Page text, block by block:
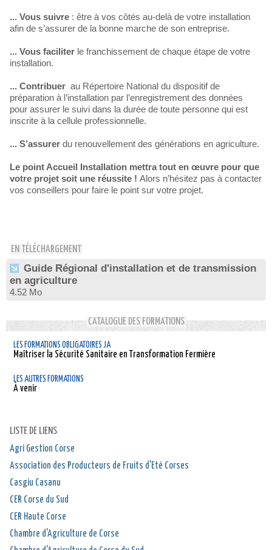
... Vous suivre : être à vos côtés au-delà de votre installation
afin de s’assurer de la bonne marche de son entreprise.
... Vous faciliter le franchissement de chaque étape de votre
installation.
... Contribuer au Répertoire National du dispositif de
préparation à l’installation par l’enregistrement des données
pour assurer le suivi dans la durée de toute personne qui est
inscrite à la cellule professionnelle.
... S’assurer du renouvellement des générations en agriculture.
Le point Accueil Installation mettra tout en œuvre pour que
votre projet soit une réussite ! Alors n’hésitez pas à contacter
vos conseillers pour faire le point sur votre projet.
EN TÉLÉCHARGEMENT
Guide Régional d'installation et de transmission
en agriculture
4.52 Mo
CATALOGUE DES FORMATIONS
LES FORMATIONS OBLIGATOIRES JA
Maîtriser la Sécurité Sanitaire en Transformation Fermière
LES AUTRES FORMATIONS
À venir
LISTE DE LIENS
Agri Gestion Corse
Association des Producteurs de Fruits d'Eté Corses
Casgiu Casanu
CER Corse du Sud
CER Haute Corse
Chambre d'Agriculture de Corse